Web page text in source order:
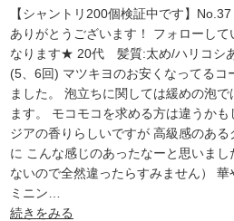
【シャントリ200個検証中です】
ありがとうございます！ フォローし
なります★ 20代 髪質:太め/ハリコシ
(5、6回) マツキヨのお安くなってるコ
ました。 泡立ちに関しては緩めの泡
ます。 モコモコを求める方は違うか
ジアの香りらしいですが 高級感のあ
に こんな感じのあったなーと思いま
ないので全然違ったらすみません）
ミニン
続きをみる